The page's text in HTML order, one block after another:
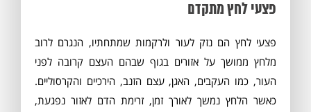
פצעי לחץ מתקדם
פצעי לחץ הם נזק לעור ולרקמות שמתחתיו, הנגרם לרוב
מלחץ ממושך על אזורים בגוף שבהם העצם קרובה לפני
העור, כמו העקבים, האגן, עצם הזנב, הירכיים והקרסוליים.
כאשר הלחץ נמשך לאורך זמן, זרימת הדם לאזור נפגעת,